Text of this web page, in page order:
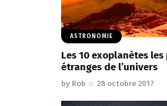
ASTRONOMIE
Les 10 exoplanètes les
étranges de l’univers
by Rob 28 octobre 2017